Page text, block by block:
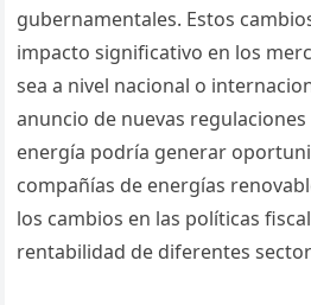
gubernamentales. Estos
impacto significativo en los
sea a nivel nacional o
anuncio de nuevas
energía podría generar
compañías de energías
los cambios en las políticas
rentabilidad de diferentes